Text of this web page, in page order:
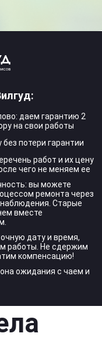
даем гарантию 2
на свои работы
потери гарантии
работ и их цену
чего не меняем ее
вы можете
ремонта через
Старые
вместе
дату и время,
работы. Не сдержим
компенсацию!
ожидания с чаем и